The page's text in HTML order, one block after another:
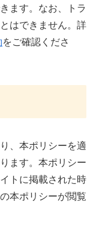
ます。なお、トラ
はできません。詳
をご確認くださ
、本ポリシーを適
ます。本ポリシー
トに掲載された時
本ポリシーが閲覧